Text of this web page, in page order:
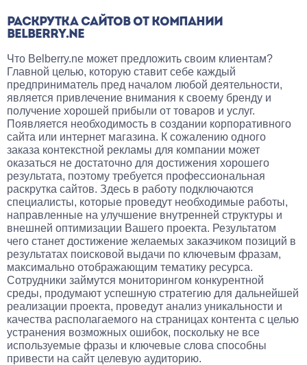
РАСКРУТКА САЙТОВ ОТ КОМПАНИИ
BELBERRY.NE
Что Belberry.ne может предложить своим клиентам?
Главной целью, которую ставит себе каждый
предприниматель пред началом любой деятельности,
является привлечение внимания к своему бренду и
получение хорошей прибыли от товаров и услуг.
Появляется необходимость в создании корпоративного
сайта или интернет магазина. К сожалению одного
заказа контекстной рекламы для компании может
оказаться не достаточно для достижения хорошего
результата, поэтому требуется профессиональная
раскрутка сайтов. Здесь в работу подключаются
специалисты, которые проведут необходимые работы,
направленные на улучшение внутренней структуры и
внешней оптимизации Вашего проекта. Результатом
чего станет достижение желаемых заказчиком позиций в
результатах поисковой выдачи по ключевым фразам,
максимально отображающим тематику ресурса.
Сотрудники займутся мониторингом конкурентной
среды, продумают успешную стратегию для дальнейшей
реализации проекта, проведут анализ уникальности и
качества располагаемого на страницах контента с целью
устранения возможных ошибок, поскольку не все
используемые фразы и ключевые слова способны
привести на сайт целевую аудиторию.